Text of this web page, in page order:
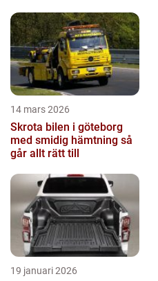
14 mars 2026
Skrota bilen i göteborg
med smidig hämtning så
går allt rätt till
19 januari 2026